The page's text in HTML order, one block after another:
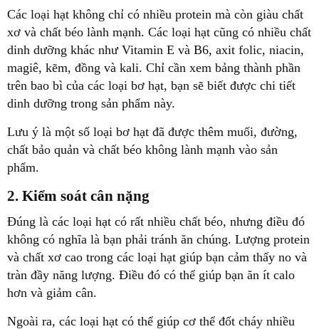
Các loại hạt không chỉ có nhiều protein mà còn giàu chất
xơ và chất béo lành mạnh. Các loại hạt cũng có nhiều chất
dinh dưỡng khác như Vitamin E và B6, axit folic, niacin,
magiê, kẽm, đồng và kali. Chỉ cần xem bảng thành phần
trên bao bì của các loại bơ hạt, bạn sẽ biết được chi tiết
dinh dưỡng trong sản phẩm này.
Lưu ý là một số loại bơ hạt đã được thêm muối, đường,
chất bảo quản và chất béo không lành mạnh vào sản
phẩm.
2. Kiểm soát cân nặng
Đúng là các loại hạt có rất nhiều chất béo, nhưng điều đó
không có nghĩa là bạn phải tránh ăn chúng. Lượng protein
và chất xơ cao trong các loại hạt giúp bạn cảm thấy no và
tràn đầy năng lượng. Điều đó có thể giúp bạn ăn ít calo
hơn và giảm cân.
Ngoài ra, các loại hạt có thể giúp cơ thể đốt cháy nhiều